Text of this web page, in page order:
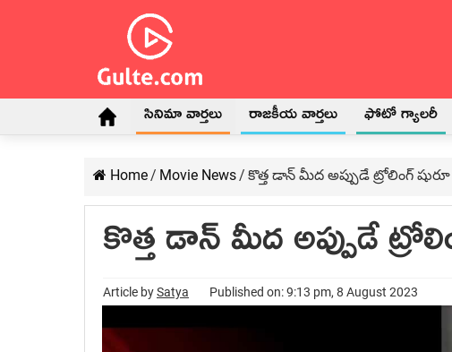
సినిమా వార్తలు రాజకీయ వార్తలు ఫోటో గ్యాలరీ
Home/ Movie News/ కొత్త డాన్ మీద అప్పుడే ట్రోలింగ్ షురూ
కొత్త డాన్ మీద అప్పుడే
Article bySatya Published on: 9:13 pm, 8 August 2023